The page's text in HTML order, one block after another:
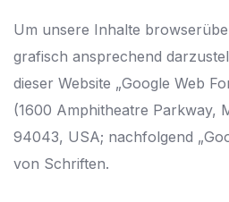
Um unsere Inhalte
grafisch ansprechend
dieser Website „Google Web
(1600 Amphitheatre Parkway,
94043, USA; nachfolgend
von Schriften.